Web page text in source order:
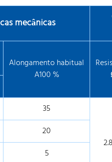
mecânicas
Alongamento habitual
A100 %
35
20
5